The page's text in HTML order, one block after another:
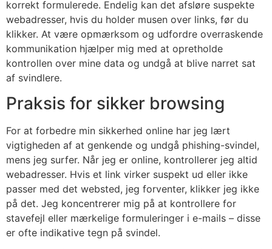
korrekt formulerede. Endelig kan det afsløre suspekte
webadresser, hvis du holder musen over links, før du
klikker. At være opmærksom og udfordre overraskende
kommunikation hjælper mig med at opretholde
kontrollen over mine data og undgå at blive narret sat
af svindlere.
Praksis for sikker browsing
For at forbedre min sikkerhed online har jeg lært
vigtigheden af at genkende og undgå phishing-svindel,
mens jeg surfer. Når jeg er online, kontrollerer jeg altid
webadresser. Hvis et link virker suspekt ud eller ikke
passer med det websted, jeg forventer, klikker jeg ikke
på det. Jeg koncentrerer mig på at kontrollere for
stavefejl eller mærkelige formuleringer i e-mails – disse
er ofte indikative tegn på svindel.